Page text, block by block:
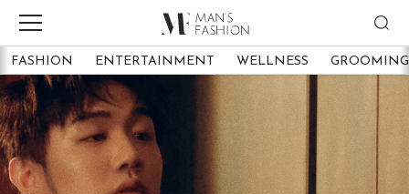
FASHION ENTERTAINMENT WELLNESS GROOMING